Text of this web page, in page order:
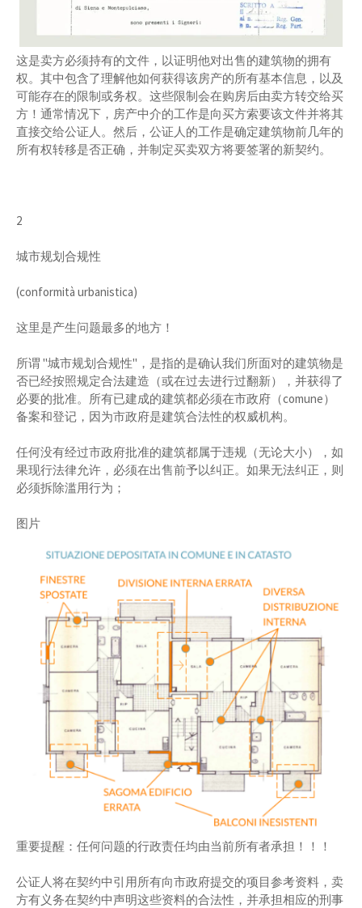
这是卖方必须持有的文件，以证明他对出售的建筑物的拥有
权。其中包含了理解他如何获得该房产的所有基本信息，以及
可能存在的限制或务权。这些限制会在购房后由卖方转交给买
方！通常情况下，房产中介的工作是向买方索要该文件并将其
直接交给公证人。然后，公证人的工作是确定建筑物前几年的
所有权转移是否正确，并制定买卖双方将要签署的新契约。
2
城市规划合规性
(conformità urbanistica)
这里是产生问题最多的地方！
所谓 "城市规划合规性"，是指的是确认我们所面对的建筑物是
否已经按照规定合法建造（或在过去进行过翻新），并获得了
必要的批准。所有已建成的建筑都必须在市政府（comune）
备案和登记，因为市政府是建筑合法性的权威机构。
任何没有经过市政府批准的建筑都属于违规（无论大小），如
果现行法律允许，必须在出售前予以纠正。如果无法纠正，则
必须拆除滥用行为；
图片
重要提醒：任何问题的行政责任均由当前所有者承担！！！
公证人将在契约中引用所有向市政府提交的项目参考资料，卖
方有义务在契约中声明这些资料的合法性，并承担相应的刑事